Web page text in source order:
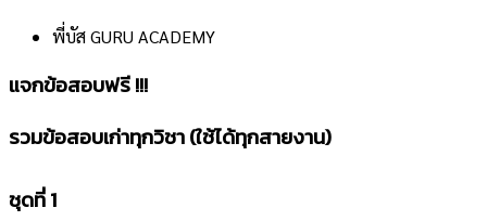
พี่บัส GURU ACADEMY
แจกข้อสอบฟรี !!!
รวมข้อสอบเก่าทุกวิชา (ใช้ได้ทุกสายงาน)
ชุดที่ 1